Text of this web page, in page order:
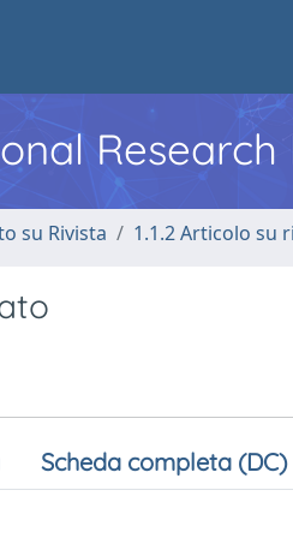
su Rivista 1.1.2 Articolo su
Scheda completa (DC)